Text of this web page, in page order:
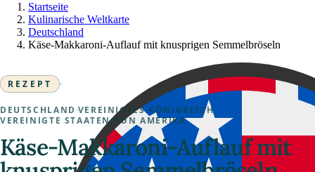
Startseite
Kulinarische Weltkarte
Deutschland
Käse-Makkaroni-Auflauf mit knusprigen Semmelbröseln
REZEPT ·
DEUTSCHLAND ·VEREINIGTES KÖNIGREICH
VEREINIGTE STAATEN VON AMERIKA
Käse-Makkaroni-Auflauf mit